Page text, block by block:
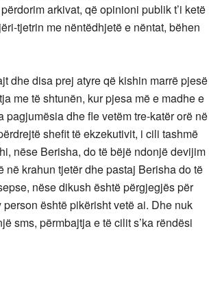
arkivat, që opinioni publik t’i ketë
tjetrin me nëntëdhjetë e nëntat, bëhen
dhe disa prej atyre që kishin marrë pjesë
me të shtunën, kur pjesa më e madhe e
dhe fle vetëm tre-katër orë në
shefit të ekzekutivit, i cili tashmë
nëse Berisha, do të bëjë ndonjë devijim
krahun tjetër dhe pastaj Berisha do të
nëse dikush është përgjegjës për
është pikërisht vetë ai. Dhe nuk
sms, përmbajtja e të cilit s’ka rëndësi